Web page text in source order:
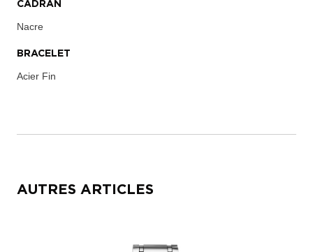
CADRAN
Nacre
BRACELET
Acier Fin
AUTRES ARTICLES